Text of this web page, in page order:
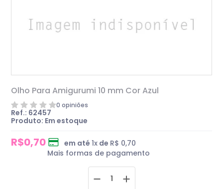
Olho Para Amigurumi 10 mm Cor Azul
0 opiniões
Ref.: 62457
Produto: Em estoque
R$0,70 em até1x de R$ 0,70
Mais formas de pagamento